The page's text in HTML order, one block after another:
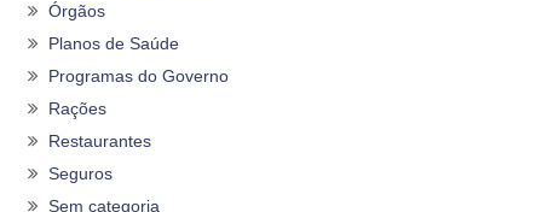
Órgãos
Planos de Saúde
Programas do Governo
Rações
Restaurantes
Seguros
Sem categoria